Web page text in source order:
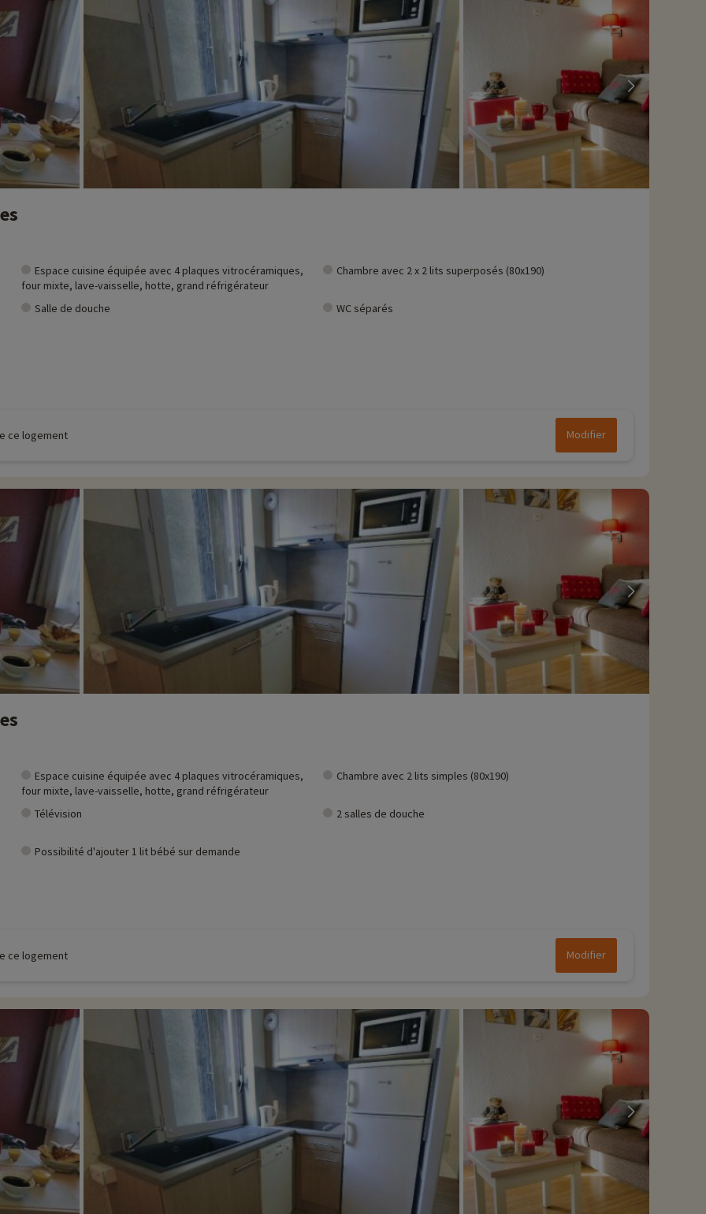
Espace cuisine équipée avec 4 plaques vitrocéramiques,
four mixte, lave-vaisselle, hotte, grand réfrigérateur
Chambre avec 2 x 2 lits superposés (80x190)
Salle de douche
WC séparés
ce logement Modifier
Espace cuisine équipée avec 4 plaques vitrocéramiques,
four mixte, lave-vaisselle, hotte, grand réfrigérateur
Chambre avec 2 lits simples (80x190)
Télévision 2 salles de douche
Possibilité d'ajouter 1 lit bébé sur demande
ce logement Modifier